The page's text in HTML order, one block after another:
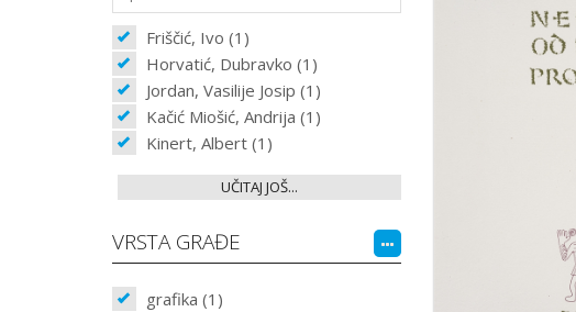
Friščić, Ivo (1)
Horvatić, Dubravko (1)
Jordan, Vasilije Josip (1)
Kačić Miošić, Andrija (1)
Kinert, Albert (1)
UČITAJ JOŠ...
VRSTA GRAĐE
grafika (1)